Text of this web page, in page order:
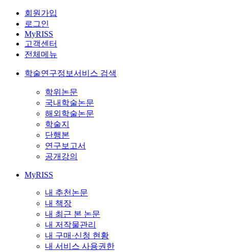
회원가입
로그인
MyRISS
고객센터
전체메뉴
학술연구정보서비스 검색
학위논문
국내학술논문
해외학술논문
학술지
단행본
연구보고서
공개강의
MyRISS
내 추천논문
내 책장
내 최근 본 논문
내 저작물관리
내 구매·신청 현황
내 서비스 사용권한